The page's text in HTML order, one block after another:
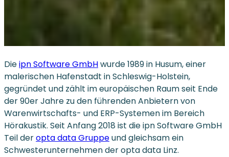
Dieipn Software GmbHwurde 1989 in Husum, einer
malerischen Hafenstadt in Schleswig-Holstein,
gegründet und zählt im europäischen Raum seit Ende
der 90er Jahre zu den führenden Anbietern von
Warenwirtschafts- und ERP-Systemen im Bereich
Hörakustik. Seit Anfang 2018 ist die ipn Software GmbH
Teil deropta data Gruppeund gleichsam ein
Schwesterunternehmen der opta data Linz.